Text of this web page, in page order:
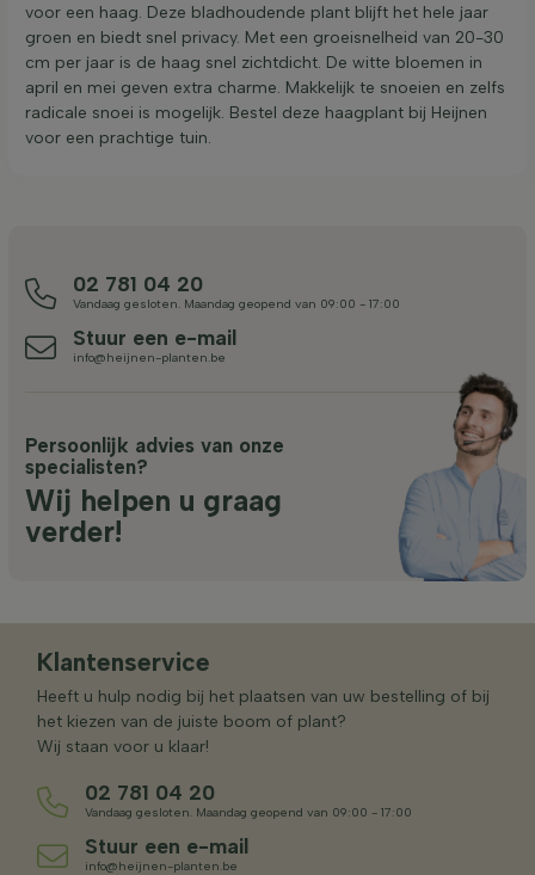
voor een haag. Deze bladhoudende plant blijft het hele jaar
groen en biedt snel privacy. Met een groeisnelheid van 20-30
cm per jaar is de haag snel zichtdicht. De witte bloemen in
april en mei geven extra charme. Makkelijk te snoeien en zelfs
radicale snoei is mogelijk. Bestel deze haagplant bij Heijnen
voor een prachtige tuin.
02 781 04 20
Vandaag gesloten. Maandag geopend van 09:00 - 17:00
Stuur een e-mail
info@heijnen-planten.be
Persoonlijk advies van onze
specialisten?
Wij helpen u graag
verder!
Klantenservice
Heeft u hulp nodig bij het plaatsen van uw bestelling of bij
het kiezen van de juiste boom of plant?
Wij staan voor u klaar!
02 781 04 20
Vandaag gesloten. Maandag geopend van 09:00 - 17:00
Stuur een e-mail
info@heijnen-planten.be